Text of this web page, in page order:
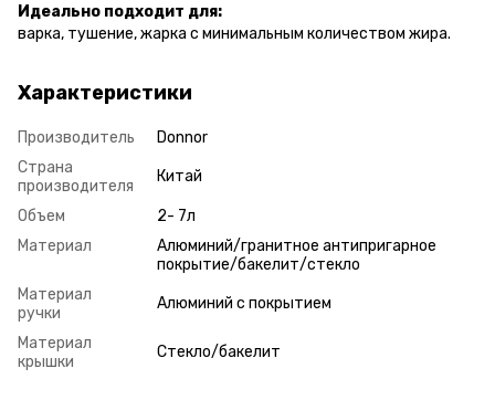
Идеально подходит для:
варка, тушение, жарка с минимальным количеством жира.
Характеристики
Производитель
Donnor
Страна
производителя
Китай
Объем
2- 7л
Материал
Алюминий/гранитное антипригарное
покрытие/бакелит/стекло
Материал
ручки
Алюминий с покрытием
Материал
крышки
Стекло/бакелит